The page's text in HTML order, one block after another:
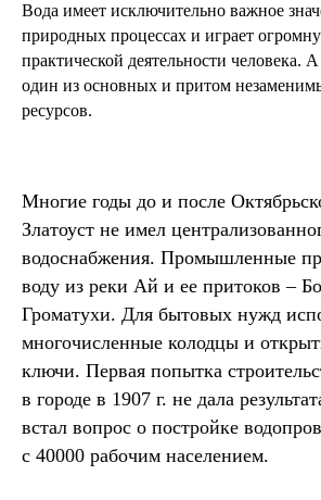
Вода имеет исключительно важное
природных процессах и играет
практической деятельности человека.
один из основных и притом
ресурсов.
Многие годы до и после
Златоуст не имел
водоснабжения. Промышленные
воду из реки Ай и ее притоков –
Громатухи. Для бытовых нужд
многочисленные колодцы и
ключи. Первая попытка
в городе в 1907 г. не дала
встал вопрос о постройке
с 40000 рабочим населением.